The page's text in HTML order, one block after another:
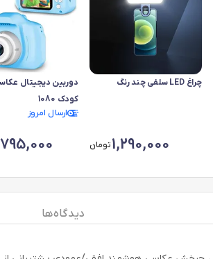
چراغ LED سلفی چند رنگ
1,290,000تومان
دوربین دیجیتال
کودک 1080
ارسال امروز
دیدگاه ها